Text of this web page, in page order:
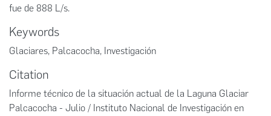
fue de 888 L/s.
Keywords
Glaciares, Palcacocha, Investigación
Citation
Informe técnico de la situación actual de la Laguna Glaciar
Palcacocha - Julio / Instituto Nacional de Investigación en